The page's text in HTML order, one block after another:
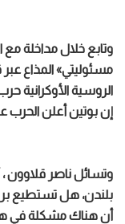
وتابع خلال مداخلة
مسئوليتي» المذاع عبر
الروسية الأوكرانية
إن بوتين أعلن الحرب
وتسائل ناصر قلاوون ،
بلندن، هل تستطيع
أن هناك مشكلة في